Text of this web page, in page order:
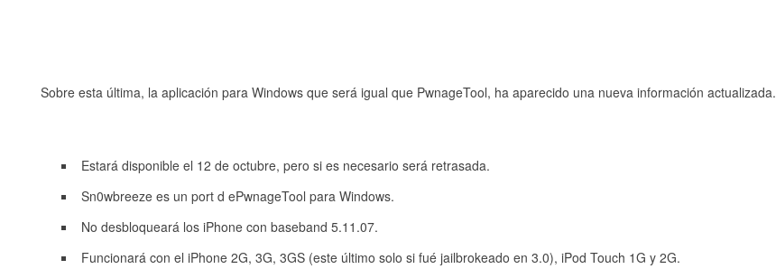
Sobre esta última, la aplicación para Windows que será igual que PwnageTool, ha aparecido una nueva información actualizada.
Estará disponible el 12 de octubre, pero si es necesario será retrasada.
Sn0wbreeze es un port d ePwnageTool para Windows.
No desbloqueará los iPhone con baseband 5.11.07.
Funcionará con el iPhone 2G, 3G, 3GS (este último solo si fué jailbrokeado en 3.0), iPod Touch 1G y 2G.